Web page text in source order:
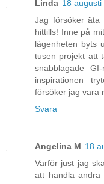
Linda 18
Jag försöker
hittills! Inne på
lägenheten byts
tusen projekt att
snabblagade
inspirationen
försöker jag vara
Svara
Angelina M 18
Varför just jag
att handla andra